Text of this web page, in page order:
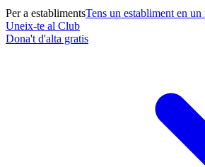
Per a establimentsTens un establiment en
Uneix-te al Club
Dona't d'alta gratis